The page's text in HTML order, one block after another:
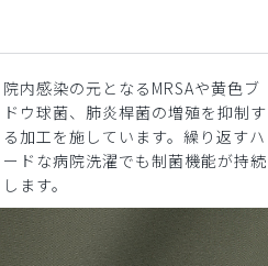
院内感染の元となるMRSAや黄色ブ
ドウ球菌、肺炎桿菌の増殖を抑制す
る加工を施しています。繰り返すハ
ードな病院洗濯でも制菌機能が持続
します。